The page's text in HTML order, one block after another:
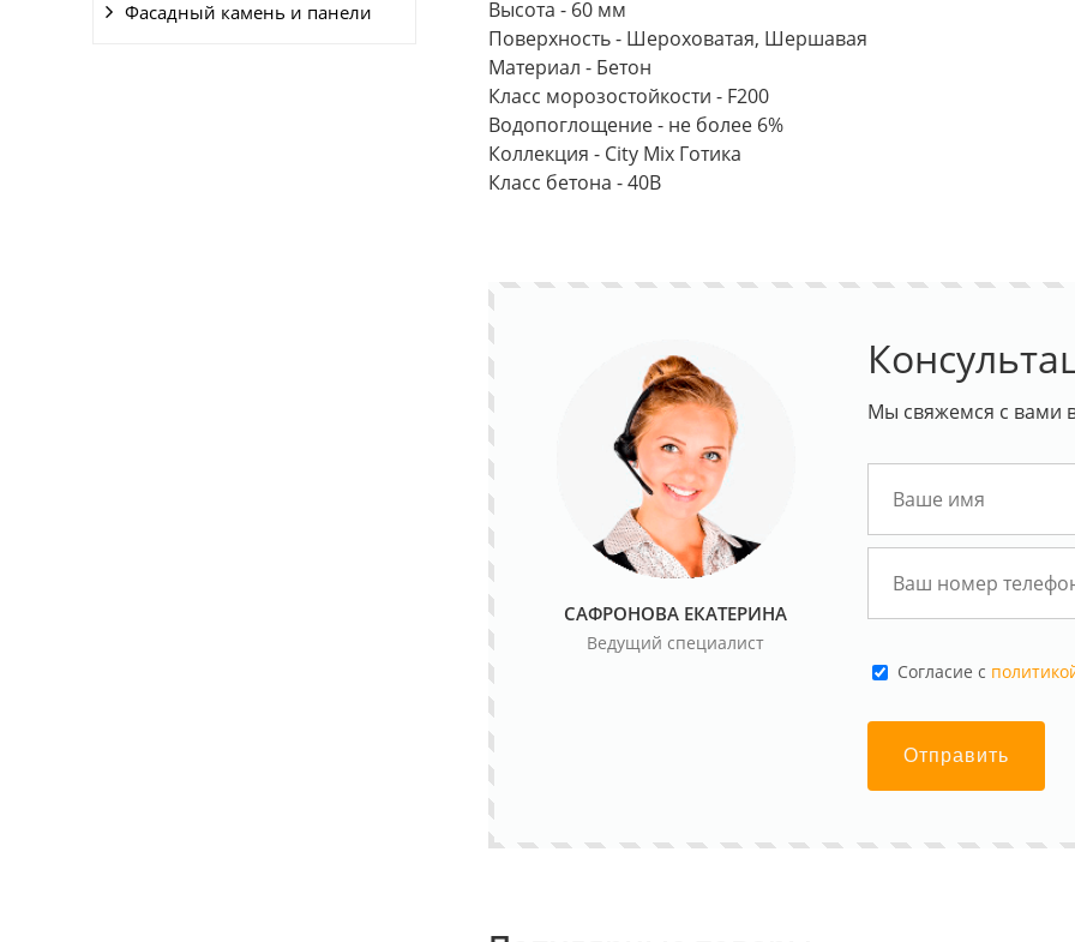
Фасадный камень и панели
Высота - 60 мм
Поверхность - Шероховатая, Шершавая
Материал - Бетон
Класс морозостойкости - F200
Водопоглощение - не более 6%
Коллекция - City Mix Готика
Класс бетона - 40В
САФРОНОВА ЕКАТЕРИНА
Ведущий специалист
Мы свяжемся с вами
Cогласие с
Отправить